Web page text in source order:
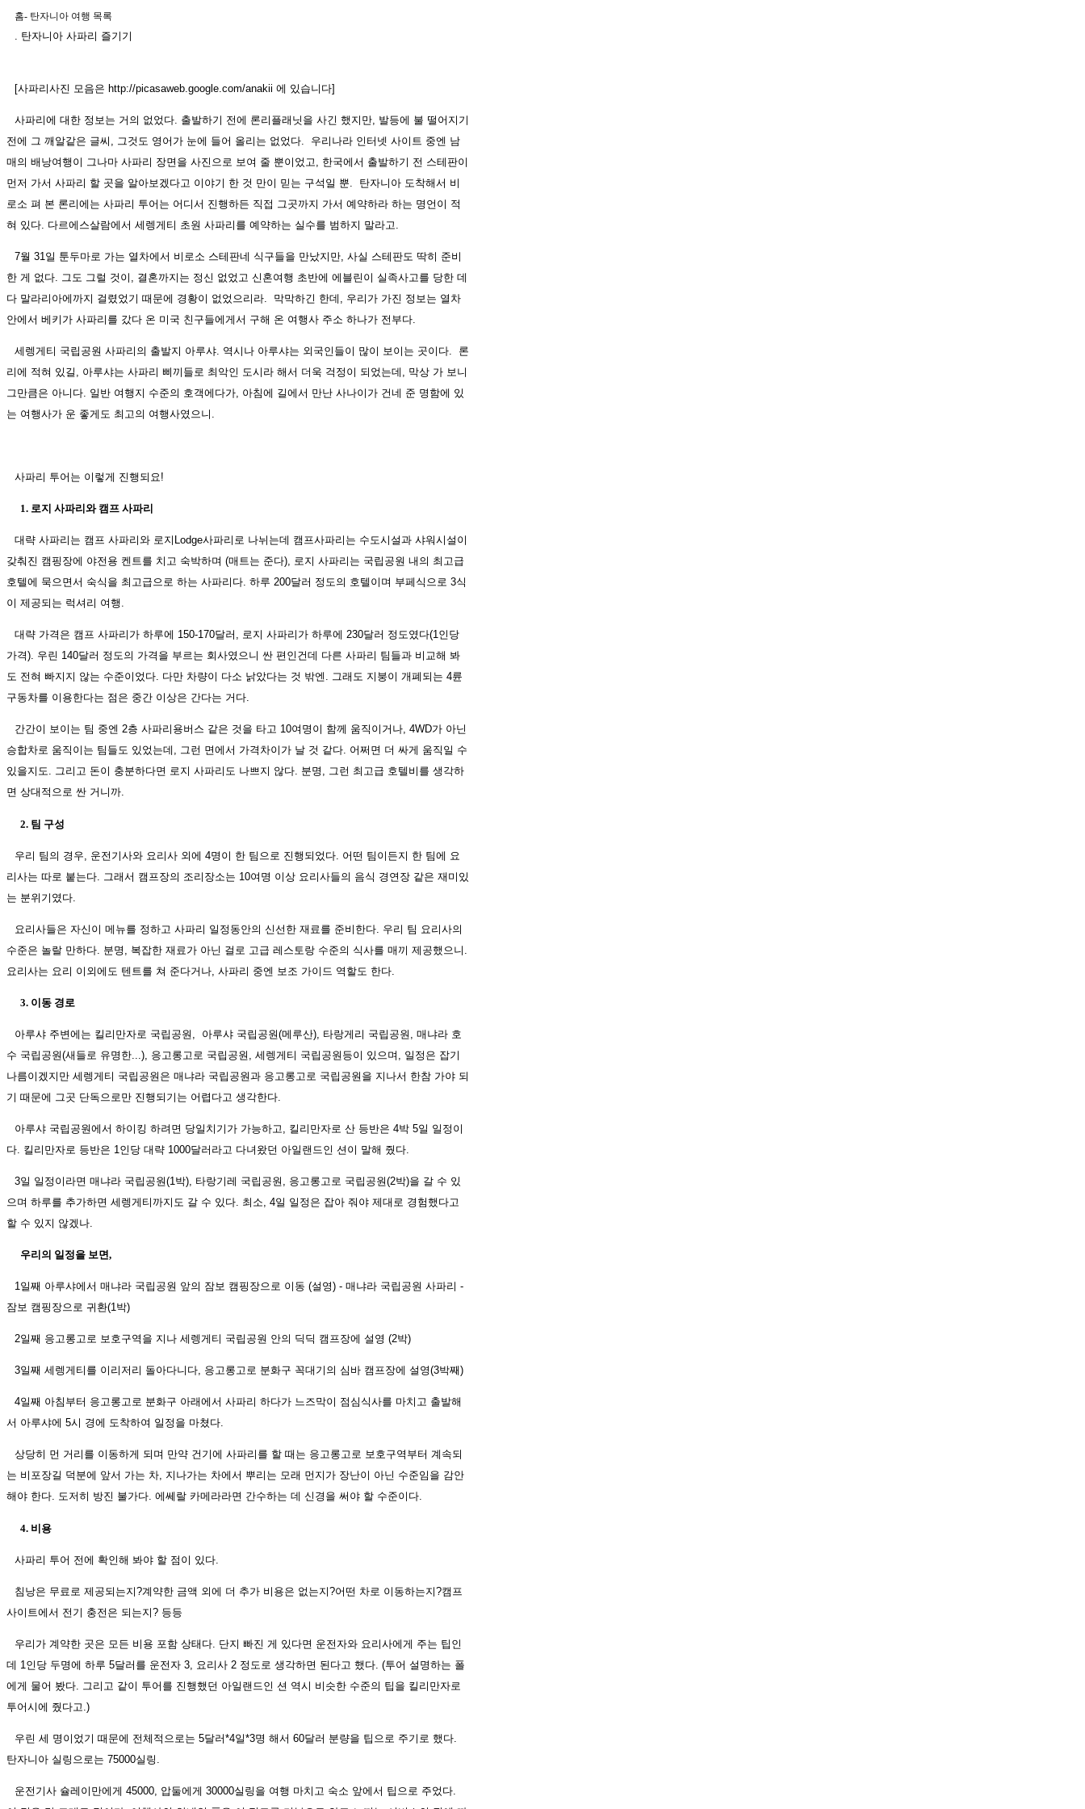
홈- 탄자니아 여행 목록
. 탄자니아 사파리 즐기기
[사파리사진 모음은 http://picasaweb.google.com/anakii 에 있습니다]
사파리에 대한 정보는 거의 없었다. 출발하기 전에 론리플래닛을 사긴 했지만, 발등에 불 떨어지기
전에 그 깨알같은 글씨, 그것도 영어가 눈에 들어 올리는 없었다. 우리나라 인터넷 사이트 중엔 남
매의 배낭여행이 그나마 사파리 장면을 사진으로 보여 줄 뿐이었고, 한국에서 출발하기 전 스테판이
먼저 가서 사파리 할 곳을 알아보겠다고 이야기 한 것 만이 믿는 구석일 뿐. 탄자니아 도착해서 비
로소 펴 본 론리에는 사파리 투어는 어디서 진행하든 직접 그곳까지 가서 예약하라 하는 명언이 적
혀 있다. 다르에스살람에서 세렝게티 초원 사파리를 예약하는 실수를 범하지 말라고.
7월 31일 툰두마로 가는 열차에서 비로소 스테판네 식구들을 만났지만, 사실 스테판도 딱히 준비
한 게 없다. 그도 그럴 것이, 결혼까지는 정신 없었고 신혼여행 초반에 에블린이 실족사고를 당한 데
다 말라리아에까지 걸렸었기 때문에 경황이 없었으리라. 막막하긴 한데, 우리가 가진 정보는 열차
안에서 베키가 사파리를 갔다 온 미국 친구들에게서 구해 온 여행사 주소 하나가 전부다.
세렝게티 국립공원 사파리의 출발지 아루샤. 역시나 아루샤는 외국인들이 많이 보이는 곳이다. 론
리에 적혀 있길, 아루샤는 사파리 삐끼들로 최악인 도시라 해서 더욱 걱정이 되었는데, 막상 가 보니
그만큼은 아니다. 일반 여행지 수준의 호객에다가, 아침에 길에서 만난 사나이가 건네 준 명함에 있
는 여행사가 운 좋게도 최고의 여행사였으니.
사파리 투어는 이렇게 진행되요!
1. 로지 사파리와 캠프 사파리
대략 사파리는 캠프 사파리와 로지Lodge사파리로 나뉘는데 캠프사파리는 수도시설과 샤워시설이
갖춰진 캠핑장에 야전용 켄트를 치고 숙박하며 (매트는 준다), 로지 사파리는 국립공원 내의 최고급
호텔에 묵으면서 숙식을 최고급으로 하는 사파리다. 하루 200달러 정도의 호텔이며 부페식으로 3식
이 제공되는 럭셔리 여행.
대략 가격은 캠프 사파리가 하루에 150-170달러, 로지 사파리가 하루에 230달러 정도였다(1인당
가격). 우린 140달러 정도의 가격을 부르는 회사였으니 싼 편인건데 다른 사파리 팀들과 비교해 봐
도 전혀 빠지지 않는 수준이었다. 다만 차량이 다소 낡았다는 것 밖엔. 그래도 지붕이 개폐되는 4륜
구동차를 이용한다는 점은 중간 이상은 간다는 거다.
간간이 보이는 팀 중엔 2층 사파리용버스 같은 것을 타고 10여명이 함께 움직이거나, 4WD가 아닌
승합차로 움직이는 팀들도 있었는데, 그런 면에서 가격차이가 날 것 같다. 어쩌면 더 싸게 움직일 수
있을지도. 그리고 돈이 충분하다면 로지 사파리도 나쁘지 않다. 분명, 그런 최고급 호텔비를 생각하
면 상대적으로 싼 거니까.
2. 팀 구성
우리 팀의 경우, 운전기사와 요리사 외에 4명이 한 팀으로 진행되었다. 어떤 팀이든지 한 팀에 요
리사는 따로 붙는다. 그래서 캠프장의 조리장소는 10여명 이상 요리사들의 음식 경연장 같은 재미있
는 분위기였다.
요리사들은 자신이 메뉴를 정하고 사파리 일정동안의 신선한 재료를 준비한다. 우리 팀 요리사의
수준은 놀랄 만하다. 분명, 복잡한 재료가 아닌 걸로 고급 레스토랑 수준의 식사를 매끼 제공했으니.
요리사는 요리 이외에도 텐트를 쳐 준다거나, 사파리 중엔 보조 가이드 역할도 한다.
3. 이동 경로
아루샤 주변에는 킬리만자로 국립공원, 아루샤 국립공원(메루산), 타랑게리 국립공원, 매냐라 호
수 국립공원(새들로 유명한...), 응고롱고로 국립공원, 세렝게티 국립공원등이 있으며, 일정은 잡기
나름이겠지만 세렝게티 국립공원은 매냐라 국립공원과 응고롱고로 국립공원을 지나서 한참 가야 되
기 때문에 그곳 단독으로만 진행되기는 어렵다고 생각한다.
아루샤 국립공원에서 하이킹 하려면 당일치기가 가능하고, 킬리만자로 산 등반은 4박 5일 일정이
다. 킬리만자로 등반은 1인당 대략 1000달러라고 다녀왔던 아일랜드인 션이 말해 줬다.
3일 일정이라면 매냐라 국립공원(1박), 타랑기레 국립공원, 응고롱고로 국립공원(2박)을 갈 수 있
으며 하루를 추가하면 세렝게티까지도 갈 수 있다. 최소, 4일 일정은 잡아 줘야 제대로 경험했다고
할 수 있지 않겠나.
우리의 일정을 보면,
1일째 아루샤에서 매냐라 국립공원 앞의 잠보 캠핑장으로 이동 (설영) - 매냐라 국립공원 사파리 -
잠보 캠핑장으로 귀환(1박)
2일째 응고롱고로 보호구역을 지나 세렝게티 국립공원 안의 딕딕 캠프장에 설영 (2박)
3일째 세렝게티를 이리저리 돌아다니다, 응고롱고로 분화구 꼭대기의 심바 캠프장에 설영(3박째)
4일째 아침부터 응고롱고로 분화구 아래에서 사파리 하다가 느즈막이 점심식사를 마치고 출발해
서 아루샤에 5시 경에 도착하여 일정을 마쳤다.
상당히 먼 거리를 이동하게 되며 만약 건기에 사파리를 할 때는 응고롱고로 보호구역부터 계속되
는 비포장길 덕분에 앞서 가는 차, 지나가는 차에서 뿌리는 모래 먼지가 장난이 아닌 수준임을 감안
해야 한다. 도저히 방진 불가다. 에쎄랄 카메라라면 간수하는 데 신경을 써야 할 수준이다.
4. 비용
사파리 투어 전에 확인해 봐야 할 점이 있다.
침낭은 무료로 제공되는지?계약한 금액 외에 더 추가 비용은 없는지?어떤 차로 이동하는지?캠프
사이트에서 전기 충전은 되는지? 등등
우리가 계약한 곳은 모든 비용 포함 상태다. 단지 빠진 게 있다면 운전자와 요리사에게 주는 팁인
데 1인당 두명에 하루 5달러를 운전자 3, 요리사 2 정도로 생각하면 된다고 했다. (투어 설명하는 폴
에게 물어 봤다. 그리고 같이 투어를 진행했던 아일랜드인 션 역시 비슷한 수준의 팁을 킬리만자로
투어시에 줬다고.)
우린 세 명이었기 때문에 전체적으로는 5달러*4일*3명 해서 60달러 분량을 팁으로 주기로 했다.
탄자니아 실링으로는 75000실링.
운전기사 슐레이만에게 45000, 압둘에게 30000실링을 여행 마치고 숙소 앞에서 팁으로 주었다.